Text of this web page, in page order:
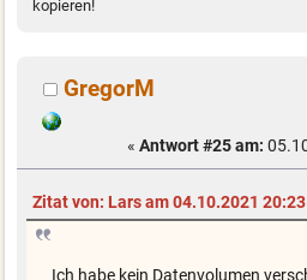
kopieren!
GregorM
« Antwort #25 am:
Zitat von: Lars am 04.10.2021 20:23
Ich habe kein Datenvolumen